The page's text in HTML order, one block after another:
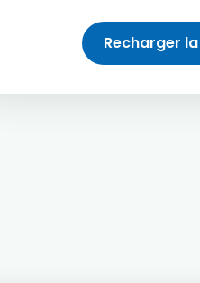
Recharger